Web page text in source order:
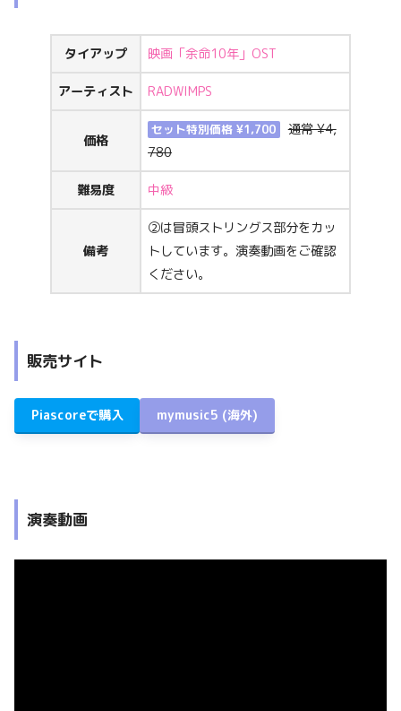
タイアップ 映画「余命10年」OST
アーティスト RADWIMPS
価格
セット特別価格 ¥1,700
通常 ¥4,
780
難易度 中級
備考
②は冒頭ストリングス部分をカッ
トしています。演奏動画をご確認
ください。
販売サイト
Piascoreで購入 mymusic5 (海外)
演奏動画